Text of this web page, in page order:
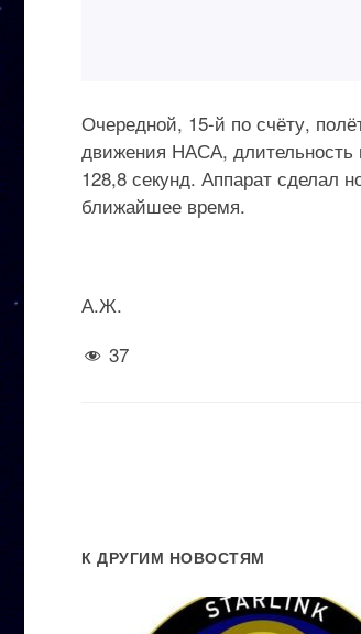
Очередной, 15-й по счёту,
движения НАСА, длительность
128,8 секунд. Аппарат сделал
ближайшее время.
А.Ж.
37
К ДРУГИМ НОВОСТЯМ